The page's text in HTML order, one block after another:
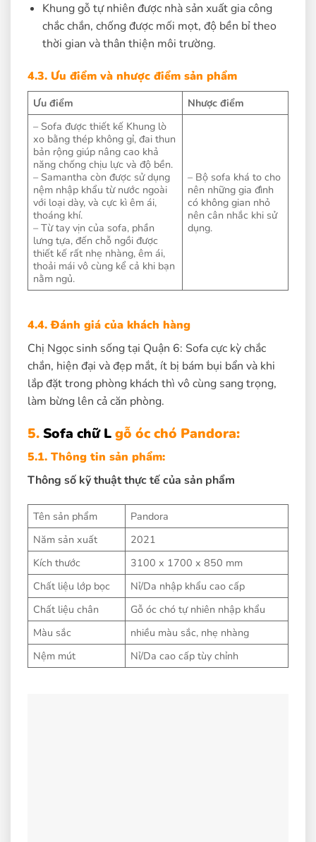
Khung gỗ tự nhiên được nhà sản xuất gia công
chắc chắn, chống được mối mọt, độ bền bỉ theo
thời gian và thân thiện môi trường.
4.3. Ưu điểm và nhược điểm sản phẩm
Ưu điểm
Nhược điểm
– Sofa được thiết kế Khung lò
xo bằng thép không gỉ, đai thun
bản rộng giúp nâng cao khả
năng chống chịu lực và độ bền.
– Samantha còn được sử dụng
nệm nhập khẩu từ nước ngoài
với loại dày, và cực kì êm ái,
thoáng khí.
– Từ tay vịn của sofa, phần
lưng tựa, đến chỗ ngồi được
thiết kế rất nhẹ nhàng, êm ái,
thoải mái vô cùng kể cả khi bạn
nằm ngủ.
– Bộ sofa khá to cho
nên những gia đình
có không gian nhỏ
nên cân nhắc khi sử
dụng.
4.4. Đánh giá của khách hàng
Chị Ngọc sinh sống tại Quận 6: Sofa cực kỳ chắc
chắn, hiện đại và đẹp mắt, ít bị bám bụi bẩn và khi
lắp đặt trong phòng khách thì vô cùng sang trọng,
làm bừng lên cả căn phòng.
5. Sofa chữ Lgỗ óc chó Pandora:
5.1. Thông tin sản phẩm:
Thông số kỹ thuật thực tế của sản phẩm
Tên sản phẩm
Pandora
Năm sản xuất
2021
Kích thước
3100 x 1700 x 850 mm
Chất liệu lớp bọc
Nỉ/Da nhập khẩu cao cấp
Chất liệu chân
Gỗ óc chó tự nhiên nhập khẩu
Màu sắc
nhiều màu sắc, nhẹ nhàng
Nệm mút
Nỉ/Da cao cấp tùy chỉnh